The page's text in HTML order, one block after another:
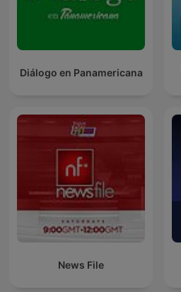
Diálogo en Panamericana
News File